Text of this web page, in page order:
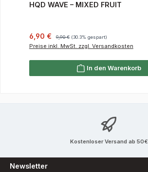
HQD WAVE – MIXED FRUIT
Verkaufspreis:
6,90 € Regulärer Preis:
9,90 € (30.3% gespart)
Preise inkl. MwSt. zzgl. Versandkosten
In den Warenkorb
Kostenloser Versand ab 50€
Newsletter